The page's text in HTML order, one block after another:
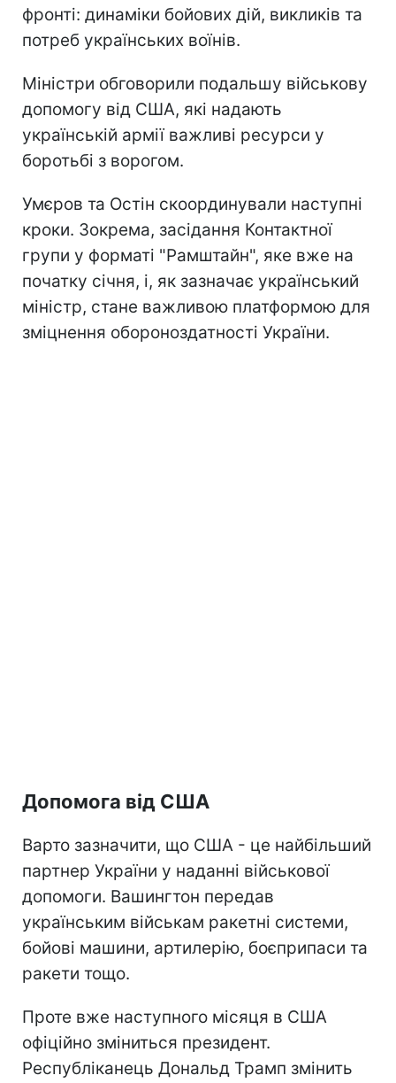
фронті: динаміки бойових дій, викликів та
потреб українських воїнів.
Міністри обговорили подальшу військову
допомогу від США, які надають
українській армії важливі ресурси у
боротьбі з ворогом.
Умєров та Остін скоординували наступні
кроки. Зокрема, засідання Контактної
групи у форматі "Рамштайн", яке вже на
початку січня, і, як зазначає український
міністр, стане важливою платформою для
зміцнення обороноздатності України.
Допомога від США
Варто зазначити, що США - це найбільший
партнер України у наданні військової
допомоги. Вашингтон передав
українським військам ракетні системи,
бойові машини, артилерію, боєприпаси та
ракети тощо.
Проте вже наступного місяця в США
офіційно зміниться президент.
Республіканець Дональд Трамп змінить